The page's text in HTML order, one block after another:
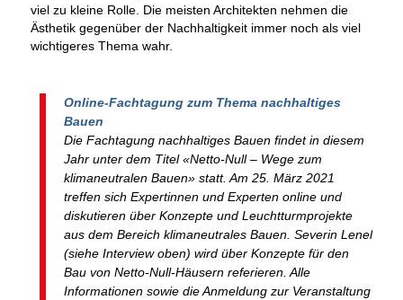
viel zu kleine Rolle. Die meisten Architekten nehmen die
Ästhetik gegenüber der Nachhaltigkeit immer noch als viel
wichtigeres Thema wahr.
Online-Fachtagung zum Thema nachhaltiges
Bauen
Die Fachtagung nachhaltiges Bauen findet in diesem
Jahr unter dem Titel «Netto-Null – Wege zum
klimaneutralen Bauen» statt. Am 25. März 2021
treffen sich Expertinnen und Experten online und
diskutieren über Konzepte und Leuchtturmprojekte
aus dem Bereich klimaneutrales Bauen. Severin Lenel
(siehe Interview oben) wird über Konzepte für den
Bau von Netto-Null-Häusern referieren. Alle
Informationen sowie die Anmeldung zur Veranstaltung